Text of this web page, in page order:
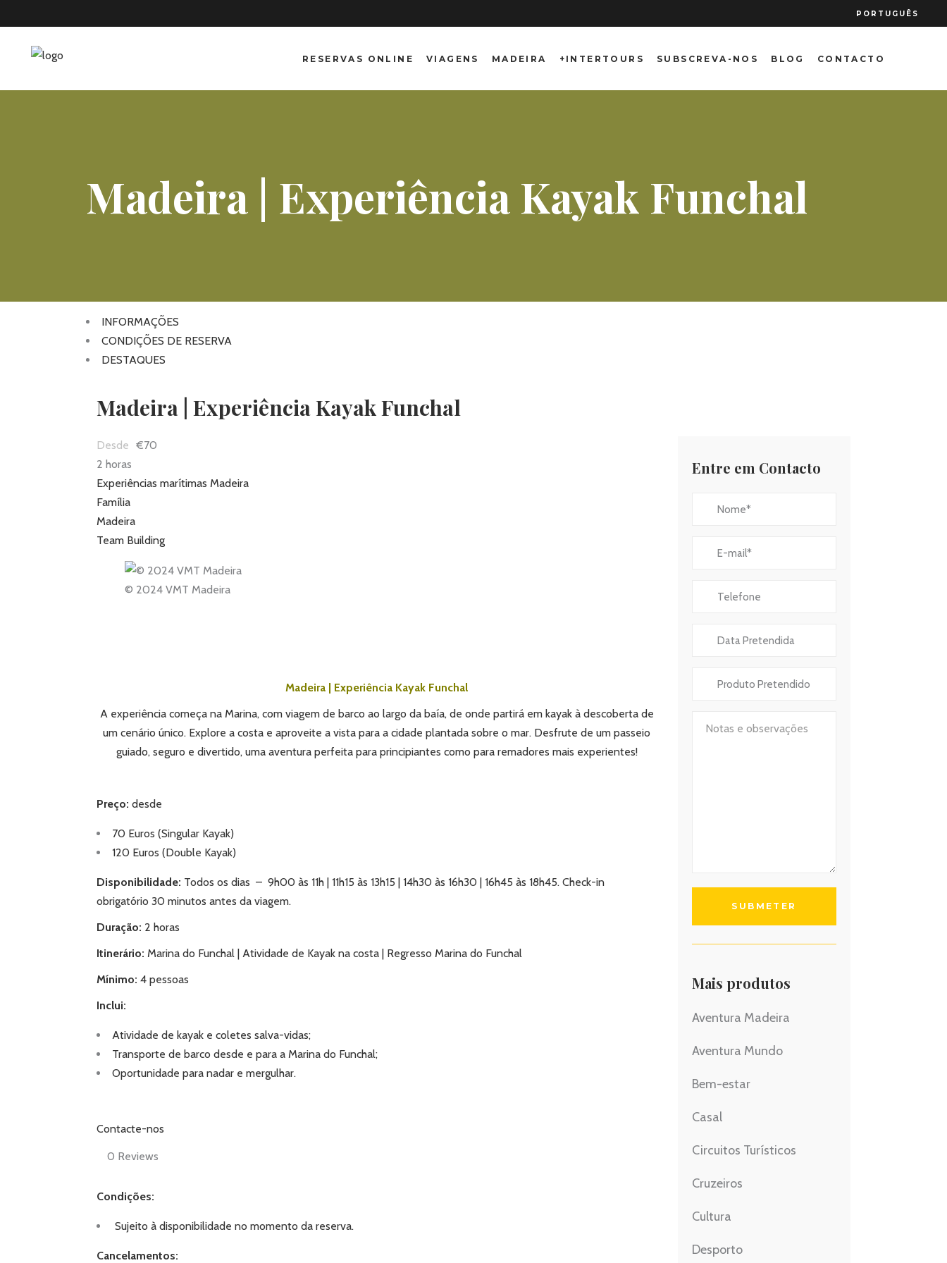
PORTUGUÊS
RESERVAS ONLINE VIAGENS MADEIRA +INTERTOURS SUBSCREVA-NOS BLOG CONTACTO
Madeira | Experiência Kayak Funchal
INFORMAÇÕES
CONDIÇÕES DE RESERVA
DESTAQUES
Madeira | Experiência Kayak Funchal
€70
2 horas
Experiências marítimas Madeira
Família
Madeira
Team Building
© 2024 VMT Madeira
Madeira | Experiência Kayak Funchal
A experiência começa na Marina, com viagem de barco ao largo da baía, de onde partirá em kayak à descoberta de
um cenário único. Explore a costa e aproveite a vista para a cidade plantada sobre o mar. Desfrute de um passeio
guiado, seguro e divertido, uma aventura perfeita para principiantes como para remadores mais experientes!
Preço: desde
70 Euros (Singular Kayak)
120 Euros (Double Kayak)
Disponibilidade: Todos os dias – 9h00 às 11h | 11h15 às 13h15 | 14h30 às 16h30 | 16h45 às 18h45. Check-in
obrigatório 30 minutos antes da viagem.
Duração: 2 horas
Itinerário: Marina do Funchal | Atividade de Kayak na costa | Regresso Marina do Funchal
Mínimo: 4 pessoas
Inclui:
Atividade de kayak e coletes salva-vidas;
Transporte de barco desde e para a Marina do Funchal;
Oportunidade para nadar e mergulhar.
Contacte-nos
0 Reviews
Condições:
Sujeito à disponibilidade no momento da reserva.
Cancelamentos:
Entre em Contacto
Mais produtos
Aventura Madeira
Aventura Mundo
Bem-estar
Casal
Circuitos Turísticos
Cruzeiros
Cultura
Desporto